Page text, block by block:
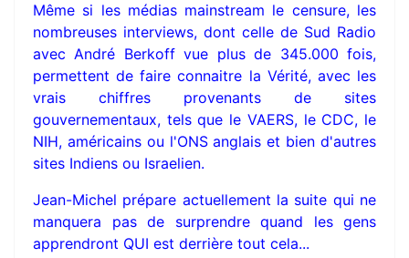
Même si les médias mainstream le censure, les
nombreuses interviews, dont celle de Sud Radio
avec André Berkoff vue plus de 345.000 fois,
permettent de faire connaitre la Vérité, avec les
vrais chiffres provenants de sites
gouvernementaux, tels que le VAERS, le CDC, le
NIH, américains ou l'ONS anglais et bien d'autres
sites Indiens ou Israelien.
Jean-Michel prépare actuellement la suite qui ne
manquera pas de surprendre quand les gens
apprendront QUI est derrière tout cela...